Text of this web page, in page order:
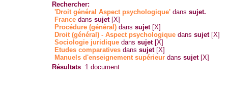
Rechercher:
'Droit général Aspect psychologique' danssujet.
France danssujet [X]
Procédure (général) danssujet [X]
Droit (général) - Aspect psychologique danssujet [X]
Sociologie juridique danssujet [X]
Etudes comparatives danssujet [X]
Manuels d'enseignement supérieur danssujet [X]
Résultats 1 document